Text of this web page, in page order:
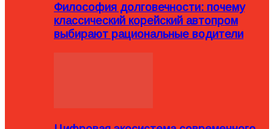
Философия долговечности: почему
классический корейский автопром
выбирают рациональные водители